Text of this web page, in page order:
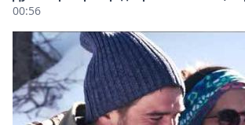
00:56